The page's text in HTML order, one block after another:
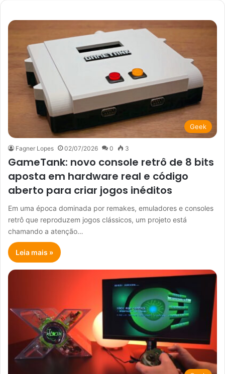
Geek
Fagner Lopes 02/07/2026 0 3
GameTank: novo console retrô de 8 bits
aposta em hardware real e código
aberto para criar jogos inéditos
Em uma época dominada por remakes, emuladores e consoles
retrô que reproduzem jogos clássicos, um projeto está
chamando a atenção…
Leia mais »